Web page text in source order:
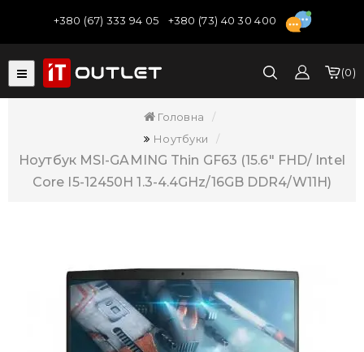
+380 (67) 333 94 05 +380 (73) 40 30 400
0
Головна
Ноутбуки
Ноутбук MSI-GAMING Thin GF63 (15.6" FHD/ Intel
Core I5-12450H 1.3-4.4GHz/16GB DDR4/W11H)